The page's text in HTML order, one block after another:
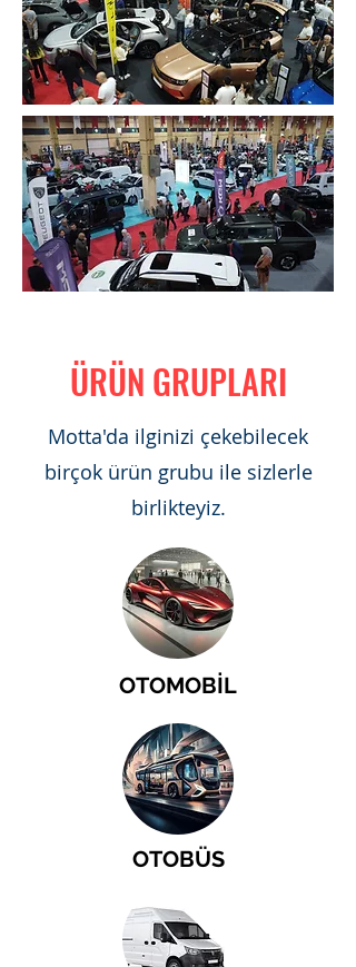
ÜRÜN GRUPLARI
Motta'da ilginizi çekebilecek
birçok ürün grubu ile sizlerle
birlikteyiz.
OTOMOBİL
OTOBÜS